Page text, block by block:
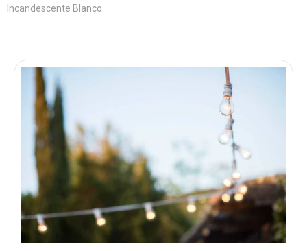
Incandescente Blanco